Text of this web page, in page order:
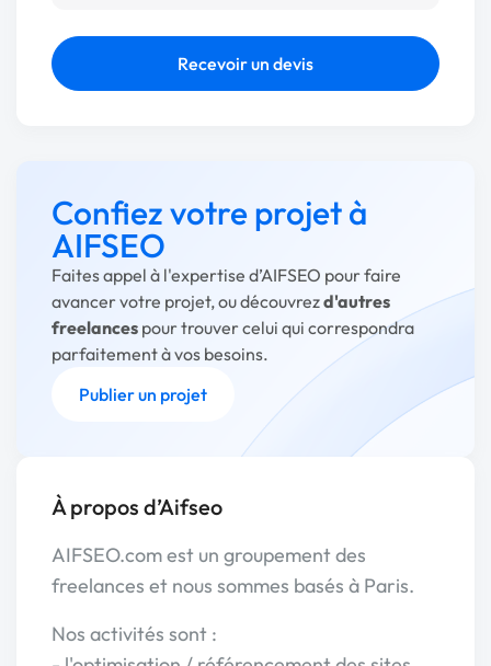
Recevoir un devis
Confiez votre projet à
AIFSEO
Faites appel à l'expertise d’AIFSEO pour faire
avancer votre projet, ou découvrezd'autres
freelances pour trouver celui qui correspondra
parfaitement à vos besoins.
Publier un projet
À propos d’Aifseo
AIFSEO.com est un groupement des
freelances et nous sommes basés à Paris.
Nos activités sont :